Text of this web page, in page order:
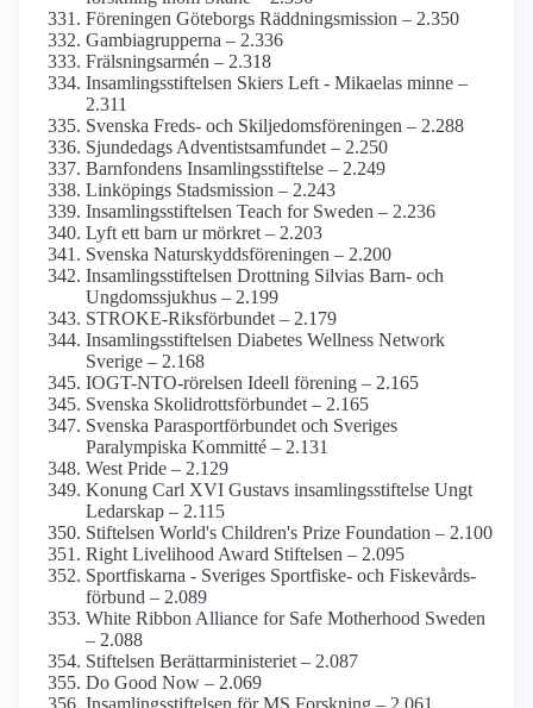
Föreningen Göteborgs Räddnings­mission – 2.350
Gambiagrupperna – 2.336
Frälsningsarmén – 2.318
Insamlings­stiftelsen Skiers Left - Mikaelas minne –
2.311
Svenska Freds- och Skiljedoms­föreningen – 2.288
Sjundedags Adventist­samfundet – 2.250
Barnfondens Insamlings­stiftelse – 2.249
Linköpings Stadsmission – 2.243
Insamlings­stiftelsen Teach for Sweden – 2.236
Lyft ett barn ur mörkret – 2.203
Svenska Naturskydds­föreningen – 2.200
Insamlings­stiftelsen Drottning Silvias Barn- och
Ungdoms­sjukhus – 2.199
STROKE-Riksförbundet – 2.179
Insamlings­stiftelsen Diabetes Wellness Network
Sverige – 2.168
IOGT-NTO-rörelsen Ideell förening – 2.165
Svenska Skolidrotts­förbundet – 2.165
Svenska Parasportförbundet och Sveriges
Paralympiska Kommitté – 2.131
West Pride – 2.129
Konung Carl XVI Gustavs insamlings­stiftelse Ungt
Ledarskap – 2.115
Stiftelsen World's Children's Prize Foundation – 2.100
Right Livelihood Award Stiftelsen – 2.095
Sportfiskarna - Sveriges Sportfiske- och Fiskevårds­
förbund – 2.089
White Ribbon Alliance for Safe Mother­hood Sweden
– 2.088
Stiftelsen Berättar­ministeriet – 2.087
Do Good Now – 2.069
Insamlings­stiftelsen för MS Forskning – 2.061